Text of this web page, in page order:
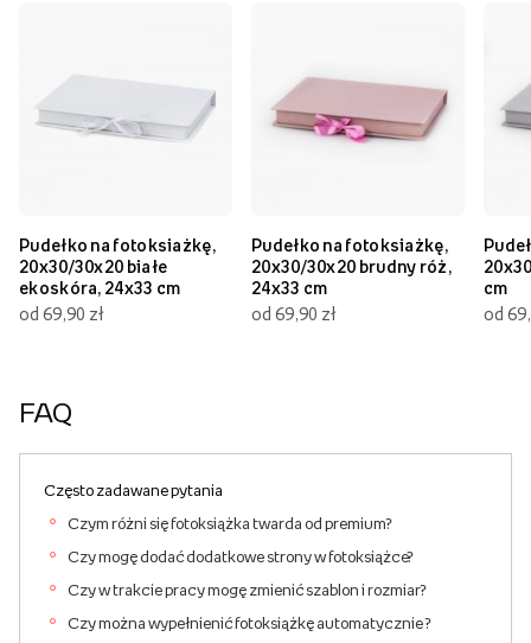
Pudełko na fotoksiażkę,
20x30/30x20 białe
ekoskóra, 24x33 cm
od 69,90 zł
Pudełko na fotoksiażkę,
20x30/30x20 brudny róż,
24x33 cm
od 69,90 zł
cm
od
FAQ
Często zadawane pytania
Czym różni się fotoksiążka twarda od premium?
Czy mogę dodać dodatkowe strony w fotoksiążce?
Czy w trakcie pracy mogę zmienić szablon i rozmiar?
Czy można wypełnienić fotoksiążkę automatycznie ?